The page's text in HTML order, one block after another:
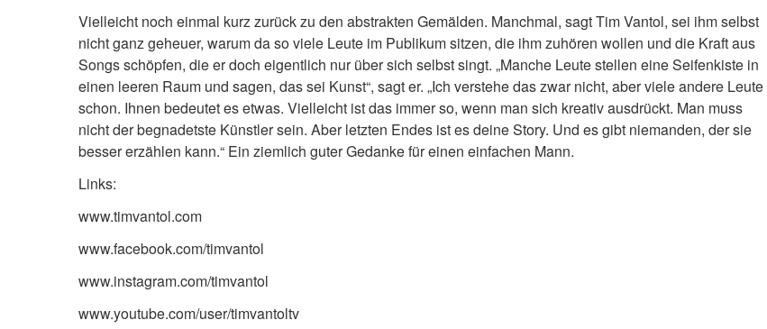
Vielleicht noch einmal kurz zurück zu den abstrakten Gemälden. Manchmal, sagt Tim Vantol, sei ihm selbst
nicht ganz geheuer, warum da so viele Leute im Publikum sitzen, die ihm zuhören wollen und die Kraft aus
Songs schöpfen, die er doch eigentlich nur über sich selbst singt. „Manche Leute stellen eine Seifenkiste in
einen leeren Raum und sagen, das sei Kunst“, sagt er. „Ich verstehe das zwar nicht, aber viele andere Leute
schon. Ihnen bedeutet es etwas. Vielleicht ist das immer so, wenn man sich kreativ ausdrückt. Man muss
nicht der begnadetste Künstler sein. Aber letzten Endes ist es deine Story. Und es gibt niemanden, der sie
besser erzählen kann.“ Ein ziemlich guter Gedanke für einen einfachen Mann.
Links:
www.timvantol.com
www.facebook.com/timvantol
www.instagram.com/timvantol
www.youtube.com/user/timvantoltv